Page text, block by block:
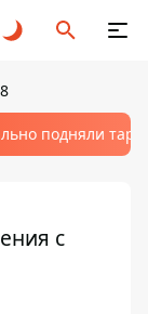
подняли
с